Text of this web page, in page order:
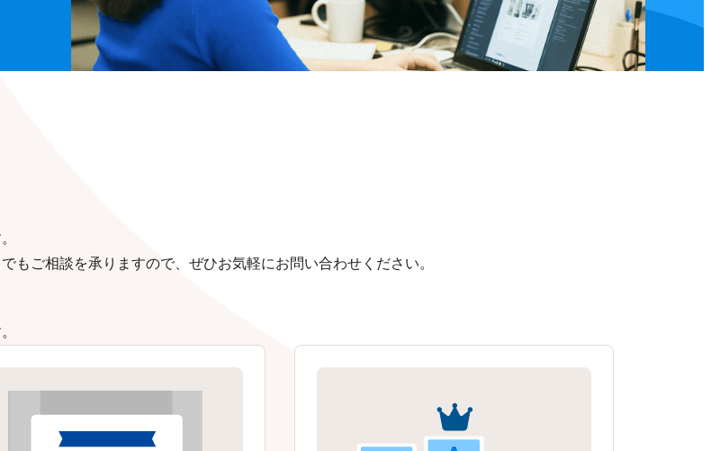
もご相談を承りますので、ぜひお気軽にお問い合わせください。